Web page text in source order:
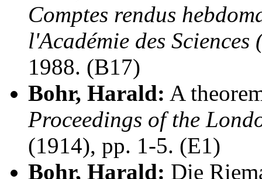
Comptes rendus
l'Académie des Sciences
1988. (B17)
Bohr, Harald: A
Proceedings of the
(1914), pp. 1-5. (E1)
Bohr, Harald: Die